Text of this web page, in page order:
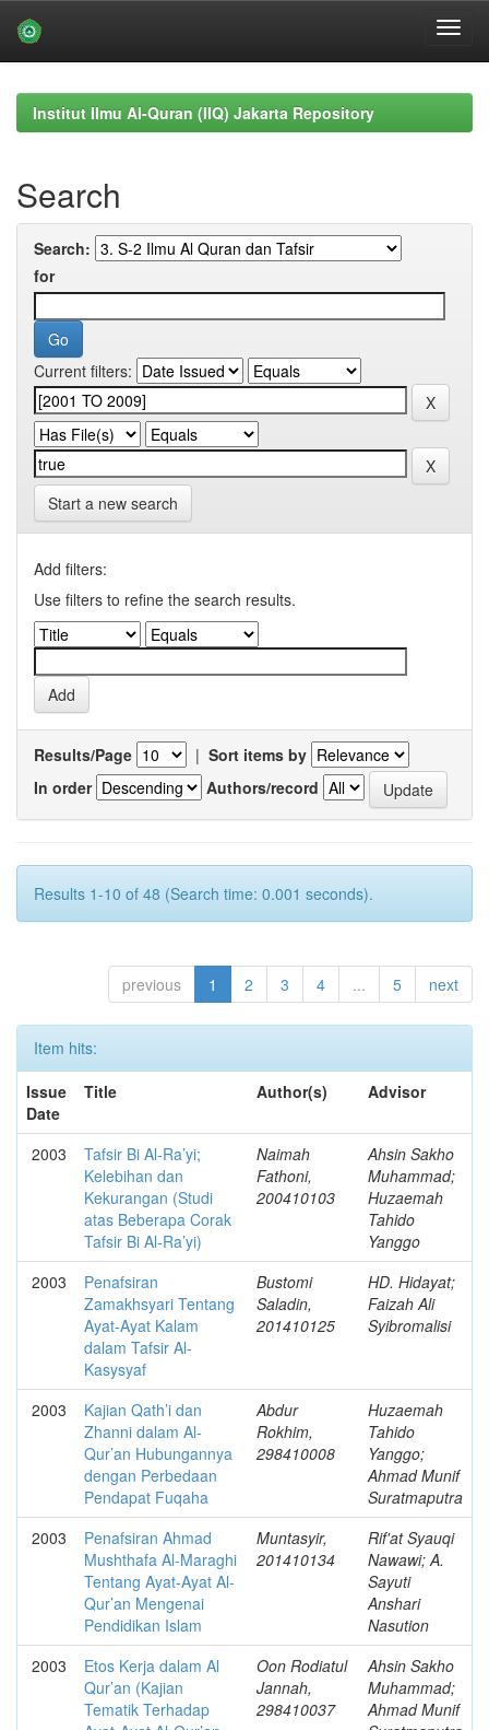
navigationInstitut Ilmu Al-Quran (IIQ) Jakarta Repository
Search
Search:
for
Current filters:
Start a new search
Add filters:
Use filters to refine the search results.
Results/Page | Sort items by
In order
Authors/record
Results 1-10 of 48 (Search time: 0.001 seconds).
previous 1 2 3 4 ... 5 next
Item hits:
Issue
Date
Title Author(s) Advisor
2003
Tafsir Bi Al-Ra’yi;
Kelebihan dan
Kekurangan (Studi
atas Beberapa Corak
Tafsir Bi Al-Ra’yi)
Naimah
Fathoni,
200410103
Ahsin Sakho
Muhammad;
Huzaemah
Tahido
Yanggo
2003
Penafsiran
Zamakhsyari Tentang
Ayat-Ayat Kalam
dalam Tafsir Al-
Kasysyaf
Bustomi
Saladin,
201410125
HD. Hidayat;
Faizah Ali
Syibromalisi
2003
Kajian Qath’i dan
Zhanni dalam Al-
Qur’an Hubungannya
dengan Perbedaan
Pendapat Fuqaha
Abdur
Rokhim,
298410008
Huzaemah
Tahido
Yanggo;
Ahmad Munif
Suratmaputra
2003
Penafsiran Ahmad
Mushthafa Al-Maraghi
Tentang Ayat-Ayat Al-
Qur’an Mengenai
Pendidikan Islam
Muntasyir,
201410134
Rif'at Syauqi
Nawawi; A.
Sayuti
Anshari
Nasution
2003
Etos Kerja dalam Al
Qur’an (Kajian
Tematik Terhadap
Oon Rodiatul
Jannah,
298410037
Ahsin Sakho
Muhammad;
Ahmad Munif